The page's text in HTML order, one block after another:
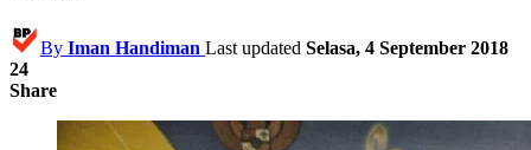
By Iman Handiman Last updated Selasa, 4 September 2018
24
Share